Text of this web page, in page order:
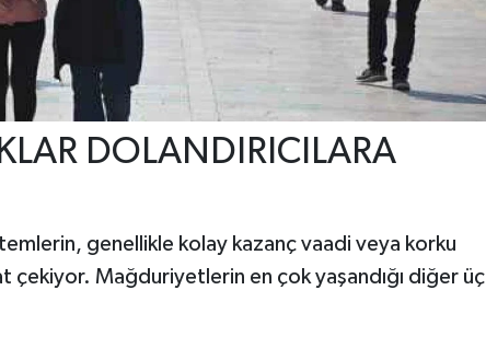
DOLANDIRICILARA
genellikle kolay kazanç vaadi veya korku
çekiyor. Mağduriyetlerin en çok yaşandığı diğer üç